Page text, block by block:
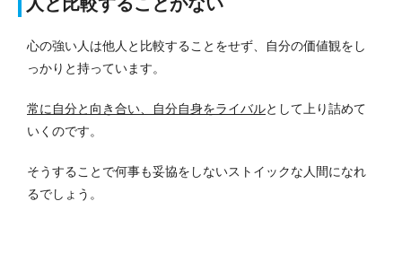
心の強い人は他人と比較することをせず、自分の価値観をし
っかりと持っています。
常に自分と向き合い、自分自身をライバルとして上り詰めて
いくのです。
そうすることで何事も妥協をしないストイックな人間になれ
るでしょう。